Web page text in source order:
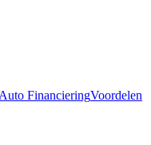
Auto FinancieringVoordelen